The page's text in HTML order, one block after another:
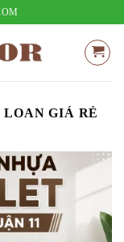
GIÁ RẺ